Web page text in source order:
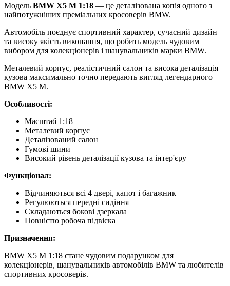
Модель BMW X5 M 1:18 — це деталізована копія одного з
найпотужніших преміальних кросоверів BMW.
Автомобіль поєднує спортивний характер, сучасний дизайн
та високу якість виконання, що робить модель чудовим
вибором для колекціонерів і шанувальників марки BMW.
Металевий корпус, реалістичний салон та висока деталізація
кузова максимально точно передають вигляд легендарного
BMW X5 M.
Особливості:
Масштаб 1:18
Металевий корпус
Деталізований салон
Гумові шини
Високий рівень деталізації кузова та інтер'єру
Функціонал:
Відчиняються всі 4 двері, капот і багажник
Регулюються передні сидіння
Складаються бокові дзеркала
Повністю робоча підвіска
Призначення:
BMW X5 M 1:18 стане чудовим подарунком для
колекціонерів, шанувальників автомобілів BMW та любителів
спортивних кросоверів.